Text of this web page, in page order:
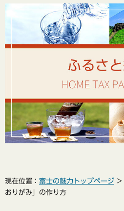
現在位置： 富士の魅力トップページ >
おりがみ」の作り方